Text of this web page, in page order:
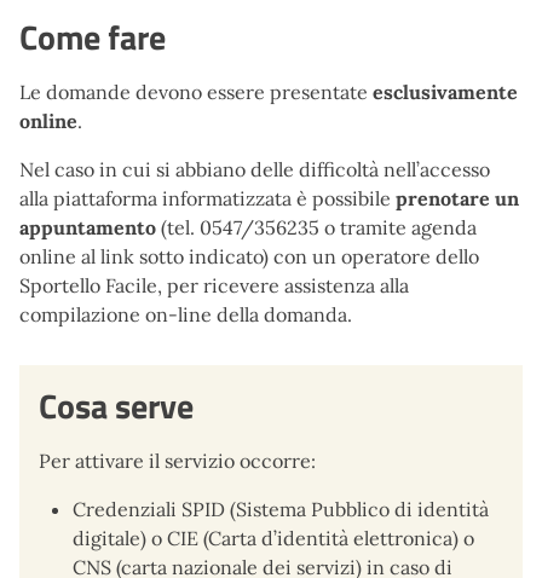
Come fare
Le domande devono essere presentate esclusivamente
online.
Nel caso in cui si abbiano delle difficoltà nell’accesso
alla piattaforma informatizzata è possibile prenotare un
appuntamento (tel. 0547/356235 o tramite agenda
online al link sotto indicato) con un operatore dello
Sportello Facile, per ricevere assistenza alla
compilazione on-line della domanda.
Cosa serve
Per attivare il servizio occorre:
Credenziali SPID (Sistema Pubblico di identità
digitale) o CIE (Carta d’identità elettronica) o
CNS (carta nazionale dei servizi) in caso di